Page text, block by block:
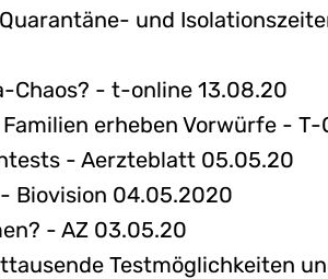
und
Chaos? - t-online 13.08.20
erheben Vorwürfe -
- Aerzteblatt 05.05.20
Biovision 04.05.2020
- AZ 03.05.20
Testmöglichkeiten